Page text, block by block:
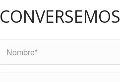
CONVERSEMOS